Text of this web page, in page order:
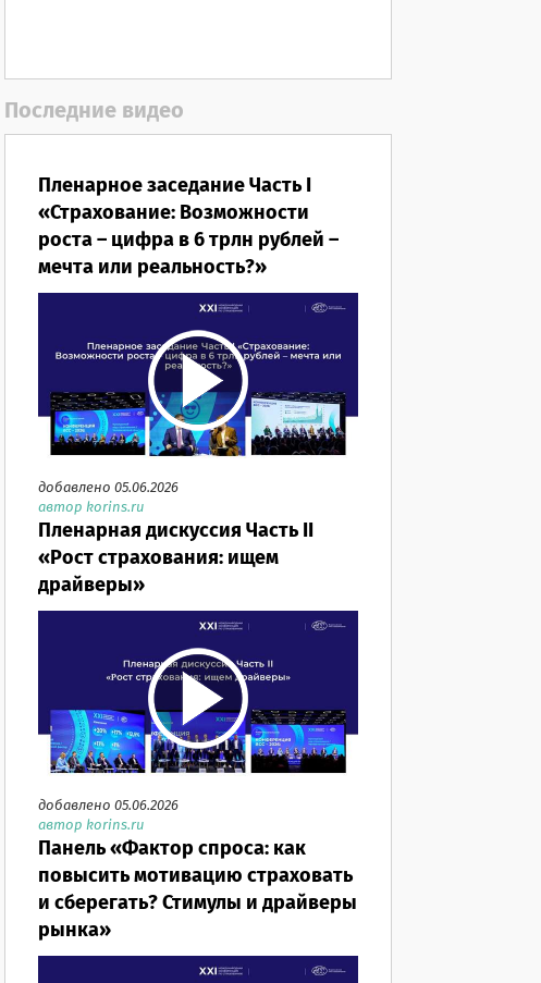
Последние видео
Пленарное заседание Часть I
«Страхование: Возможности
роста – цифра в 6 трлн рублей –
мечта или реальность?»
добавлено 05.06.2026
автор korins.ru
Пленарная дискуссия Часть II
«Рост страхования: ищем
драйверы»
добавлено 05.06.2026
автор korins.ru
Панель «Фактор спроса: как
повысить мотивацию страховать
и сберегать? Стимулы и драйверы
рынка»